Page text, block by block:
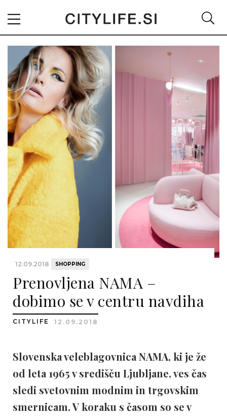
12.09.2018 SHOPPING
Prenovljena NAMA –
dobimo se v centru navdiha
CITYLIFE 12.09.2018
Slovenska veleblagovnica NAMA, ki je že
od leta 1965 v središču Ljubljane, ves čas
sledi svetovnim modnim in trgovskim
smernicam. V koraku s časom so se v